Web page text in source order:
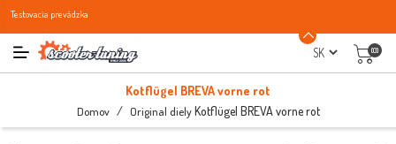
Testovacia prevádzka
(0)
Kotflügel BREVA vorne rot
Domov / Original diely Kotflügel BREVA vorne rot